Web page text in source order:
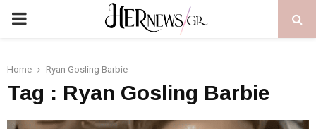
PRIMARY
Home Ryan Gosling Barbie
Tag : Ryan Gosling Barbie